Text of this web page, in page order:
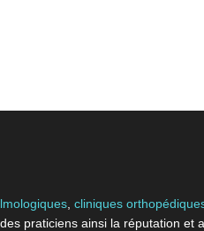
cliniques
praticiens ainsi la réputation et